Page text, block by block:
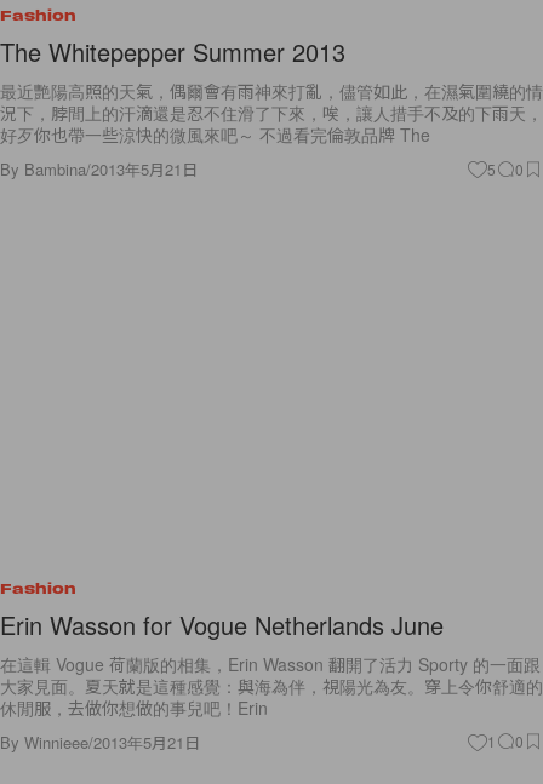
Fashion
The Whitepepper Summer 2013
最近艷陽高照的天氣，偶爾會有雨神來打亂，儘管如此，在濕氣圍繞的情
況下，脖間上的汗滴還是忍不住滑了下來，唉，讓人措手不及的下雨天，
好歹你也帶一些涼快的微風來吧～ 不過看完倫敦品牌 The
By Bambina/2013年5月21日 5 0
Fashion
Erin Wasson for Vogue Netherlands June
在這輯 Vogue 荷蘭版的相集，Erin Wasson 翻開了活力 Sporty 的一面跟
大家見面。夏天就是這種感覺：與海為伴，視陽光為友。穿上令你舒適的
休閒服，去做你想做的事兒吧！Erin
By Winnieee/2013年5月21日 1 0